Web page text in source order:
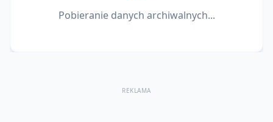
Pobieranie danych archiwalnych...
REKLAMA